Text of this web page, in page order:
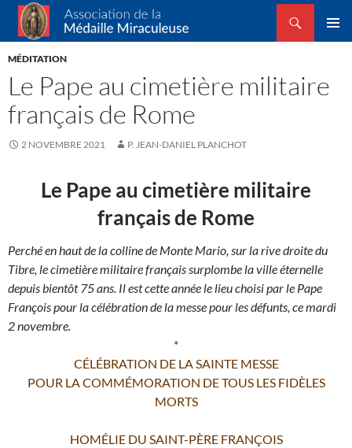
Association de la Médaille Miraculeuse
Recherche
ALLER
AU
MÉDITATION
Le Pape au cimetière militaire
français de Rome
2 NOVEMBRE 2021 P. JEAN-DANIEL PLANCHOT
Le Pape au cimetière militaire
français de Rome
Perché en haut de la colline de Monte Mario, sur la rive droite du
Tibre, le cimetière militaire français surplombe la ville éternelle
depuis bientôt 75 ans. Il est cette année le lieu choisi par le Pape
François pour la célébration de la messe pour les défunts, ce mardi
2 novembre.
*
CÉLÉBRATION DE LA SAINTE MESSE
POUR LA COMMÉMORATION DE TOUS LES FIDÈLES
MORTS
HOMÉLIE DU SAINT-PÈRE FRANÇOIS